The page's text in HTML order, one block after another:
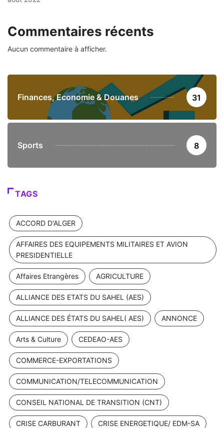
Commentaires récents
Aucun commentaire à afficher.
Finances, Economie & Douanes 31
Sports 8
TAGS
ACCORD D'ALGER
AFFAIRES DES EQUIPEMENTS MILITAIRES ET AVION
PRESIDENTIELLE
Affaires Etrangères AGRICULTURE
ALLIANCE DES ETATS DU SAHEL (AES)
ALLIANCE DES ÉTATS DU SAHEL( AES) ANNONCE
Arts & Culture CEDEAO-AES
COMMERCE-EXPORTATIONS
COMMUNICATION/TELECOMMUNICATION
CONSEIL NATIONAL DE TRANSITION (CNT)
CRISE CARBURANT CRISE ENERGETIQUE/ EDM-SA